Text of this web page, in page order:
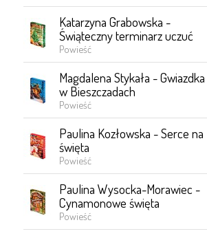
Katarzyna Grabowska -
Świąteczny terminarz uczuć
Powieść
Magdalena Stykała - Gwiazdka
w Bieszczadach
Powieść
Paulina Kozłowska - Serce na
święta
Powieść
Paulina Wysocka-Morawiec -
Cynamonowe święta
Powieść